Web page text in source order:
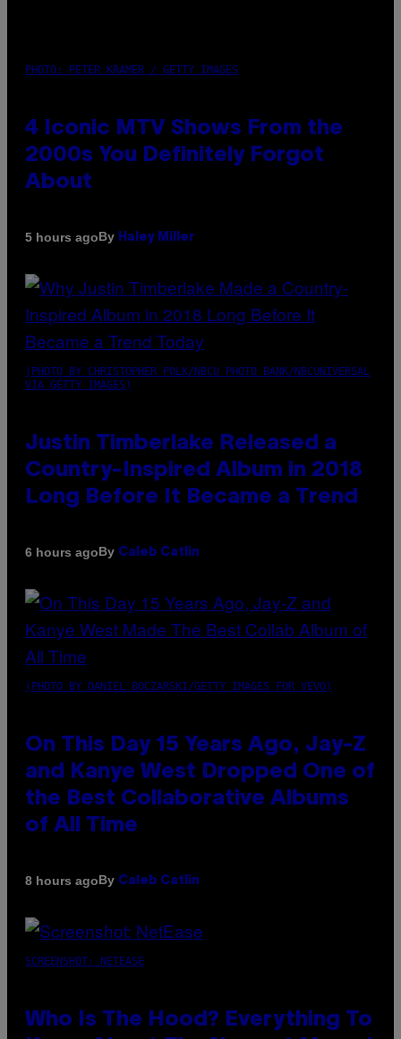
PHOTO: PETER KRAMER / GETTY IMAGES
4 Iconic MTV Shows From the
2000s You Definitely Forgot
About
5 hours agoBy Haley Miller
(PHOTO BY CHRISTOPHER POLK/NBCU PHOTO BANK/NBCUNIVERSAL
VIA GETTY IMAGES)
Justin Timberlake Released a
Country-Inspired Album in 2018
Long Before It Became a Trend
6 hours agoBy Caleb Catlin
(PHOTO BY DANIEL BOCZARSKI/GETTY IMAGES FOR VEVO)
On This Day 15 Years Ago, Jay-Z
and Kanye West Dropped One of
the Best Collaborative Albums
of All Time
8 hours agoBy Caleb Catlin
SCREENSHOT: NETEASE
Who Is The Hood? Everything To